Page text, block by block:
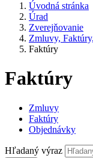
Úvodná stránka
Úrad
Zverejňovanie
Zmluvy,
Faktúry
Faktúry
Zmluvy
Faktúry
Objednávky
Hľadaný výraz